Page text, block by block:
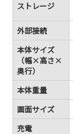
ストレージ
外部接続
本体サイズ
（幅×高さ×
奥行）
本体重量
画面サイズ
充電